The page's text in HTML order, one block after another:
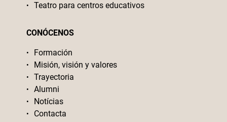
Teatro para centros educativos
CONÓCENOS
Formación
Misión, visión y valores
Trayectoria
Alumni
Notícias
Contacta